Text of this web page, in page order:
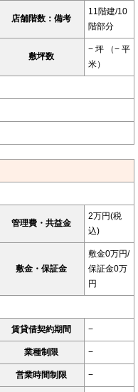
店舗階数：備考
11階建/10
階部分
敷坪数
− 坪 （− 平
米）
管理費・共益金
2万円(税
込)
敷金・保証金
敷金0万円/
保証金0万
円
賃貸借契約期間 −
業種制限 −
営業時間制限 −